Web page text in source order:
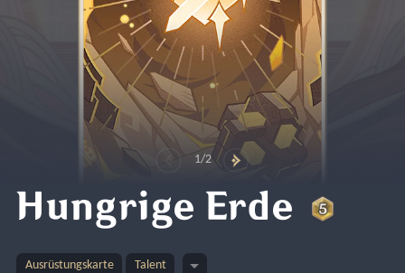
1/2
Hungrige Erde
Ausrüstungskarte Talent